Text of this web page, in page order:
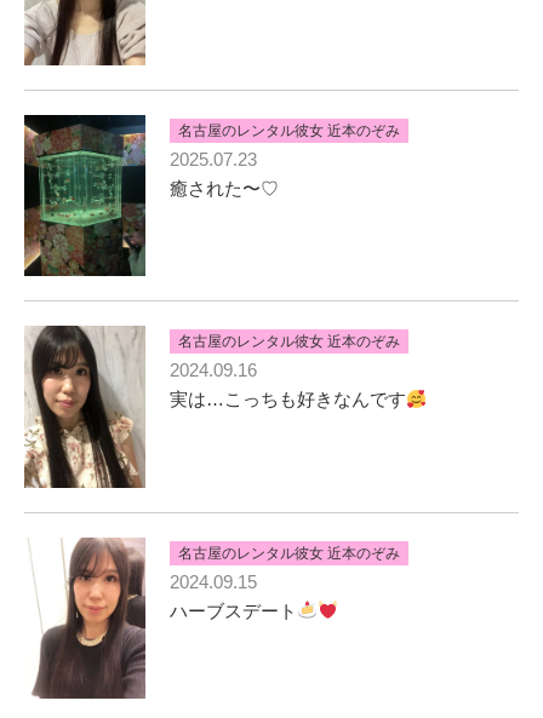
名古屋のレンタル彼女 近本のぞみ
2025.07.23
癒された〜♡
名古屋のレンタル彼女 近本のぞみ
2024.09.16
実は…こっちも好きなんです
名古屋のレンタル彼女 近本のぞみ
2024.09.15
ハーブスデート